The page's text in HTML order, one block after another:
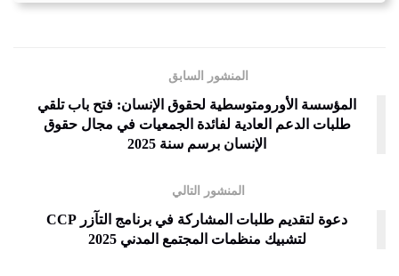
المنشور السابق
المؤسسة الأورومتوسطية لحقوق الإنسان: فتح باب تلقي
طلبات الدعم العادية لفائدة الجمعيات في مجال حقوق
الإنسان برسم سنة 2025
المنشور التالي
دعوة لتقديم طلبات المشاركة في برنامج التآزر CCP
لتشبيك منظمات المجتمع المدني 2025